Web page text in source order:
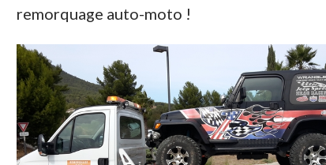
remorquage auto-moto !